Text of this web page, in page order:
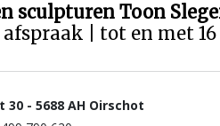
sculpturen Toon
| tot en met 16
30 - 5688 AH Oirschot